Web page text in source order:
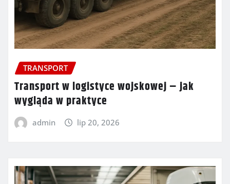
TRANSPORT
Transport w logistyce wojskowej – jak
wygląda w praktyce
admin lip 20, 2026